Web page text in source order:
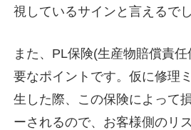
視しているサインと言えるでし
また、PL保険(生産物賠償責
要なポイントです。仮に修理
生した際、この保険によって
ーされるので、お客様側のリ